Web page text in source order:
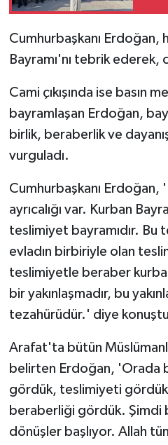
Cumhurbaşkanı Erdoğan,
Bayramı'nı tebrik ederek,
Cami çıkışında ise basın
bayramlaşan Erdoğan,
birlik, beraberlik ve
vurguladı.
Cumhurbaşkanı Erdoğan,
ayrıcalığı var. Kurban
teslimiyet bayramıdır. Bu
evladın birbiriyle olan
teslimiyetle beraber
bir yakınlaşmadır, bu
tezahürüdür.' diye
Arafat'ta bütün
belirten Erdoğan, 'Orada
gördük, teslimiyeti
beraberliği gördük. Şimdi
dönüşler başlıyor. Allah